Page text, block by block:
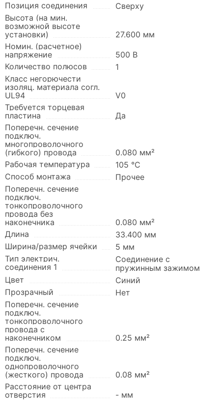
Позиция соединения
Сверху
Высота (на мин.
возможной высоте
установки)
27.600 мм
Номин. (расчетное)
напряжение
500 В
Количество полюсов
1
Класс негорючести
изоляц. материала согл.
UL94
V0
Требуется торцевая
пластина
Да
Поперечн. сечение
подключ.
многопроволочного
(гибкого) провода
0.080 мм²
Рабочая температура
105 °C
Способ монтажа
Прочее
Поперечн. сечение
подключ.
тонкопроволочного
провода без
наконечника
0.080 мм²
Длина
33.400 мм
Ширина/размер ячейки
5 мм
Тип электрич.
соединения 1
Соединение с
пружинным зажимом
Цвет
Синий
Прозрачный
Нет
Поперечн. сечение
подключ.
тонкопроволочного
провода с
наконечником
0.25 мм²
Поперечн. сечение
подключ.
однопроволочного
(жесткого) провода
0.08 мм²
Расстояние от центра
отверстия
- мм